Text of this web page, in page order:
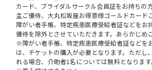
カード、ブライダルサークル会員証をお持ちの
主ご優待、大丸松坂屋お得意様ゴールドカード
障がい者手帳、特定疾患医療受給者証などをお
優待を除外とさせていただきます。あらかじめ
※障がい者手帳、特定疾患医療受給者証などを
は、チケットの購入が必要となります。ただし
れる場合、介助者1名については無料となります